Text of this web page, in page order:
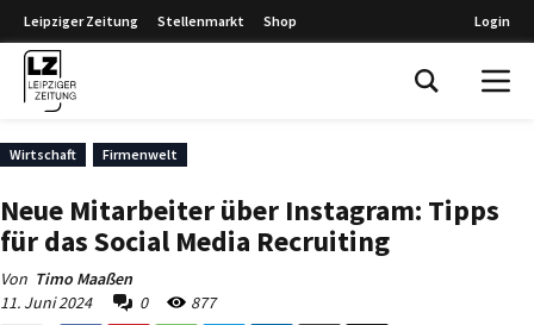
Leipziger Zeitung Stellenmarkt Shop Login
Wirtschaft Firmenwelt
Neue Mitarbeiter über Instagram: Tipps
für das Social Media Recruiting
Von Timo Maaßen
11. Juni 2024
0 877